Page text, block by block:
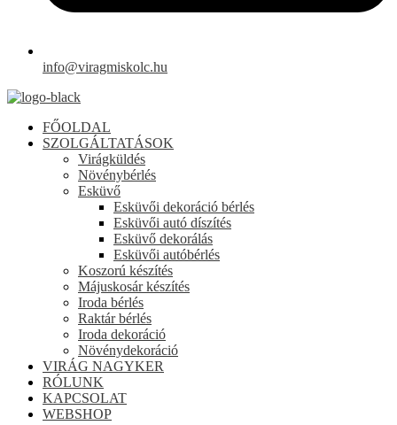
info@viragmiskolc.hu
FŐOLDAL
SZOLGÁLTATÁSOK
Virágküldés
Növénybérlés
Esküvő
Esküvői dekoráció bérlés
Esküvői autó díszítés
Esküvő dekorálás
Esküvői autóbérlés
Koszorú készítés
Májuskosár készítés
Iroda bérlés
Raktár bérlés
Iroda dekoráció
Növénydekoráció
VIRÁG NAGYKER
RÓLUNK
KAPCSOLAT
WEBSHOP